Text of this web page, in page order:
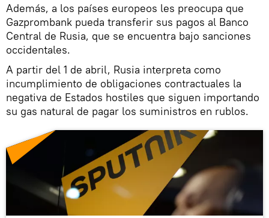
Además, a los países europeos les preocupa que
Gazprombank pueda transferir sus pagos al Banco
Central de Rusia, que se encuentra bajo sanciones
occidentales.
A partir del 1 de abril, Rusia interpreta como
incumplimiento de obligaciones contractuales la
negativa de Estados hostiles que siguen importando
su gas natural de pagar los suministros en rublos.